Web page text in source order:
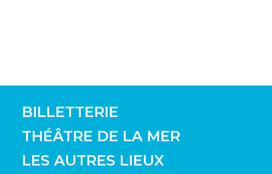
BILLETTERIE
THÉÂTRE DE LA MER
LES AUTRES LIEUX